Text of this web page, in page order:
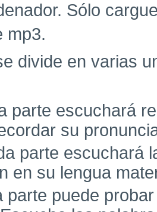
Sólo
mp3.
divide en varias
parte escuchará
su
parte escuchará
en su lengua
parte puede